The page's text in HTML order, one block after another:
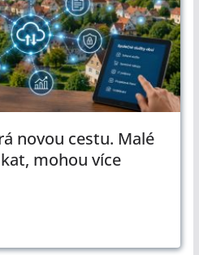
novou cestu. Malé
mohou více